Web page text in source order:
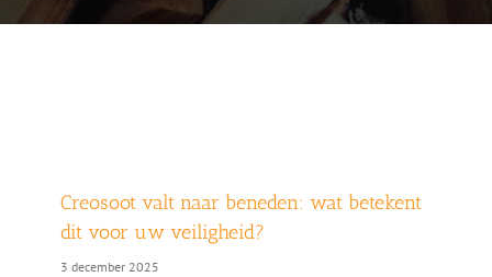
Creosoot valt naar beneden: wat betekent
dit voor uw veiligheid?
3 december 2025